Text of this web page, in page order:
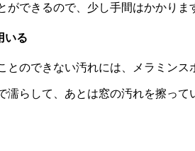
ができるので、少し手間はかかりま
いる
とのできない汚れには、メラミン
濡らして、あとは窓の汚れを擦っ